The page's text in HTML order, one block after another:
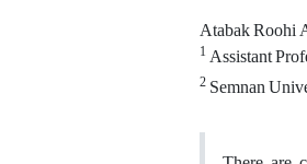
Atabak Roohi
1Assistant
2Semnan